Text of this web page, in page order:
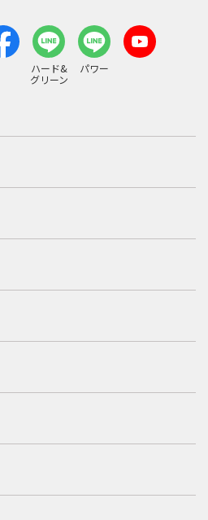
ハード&
グリーン
パワー